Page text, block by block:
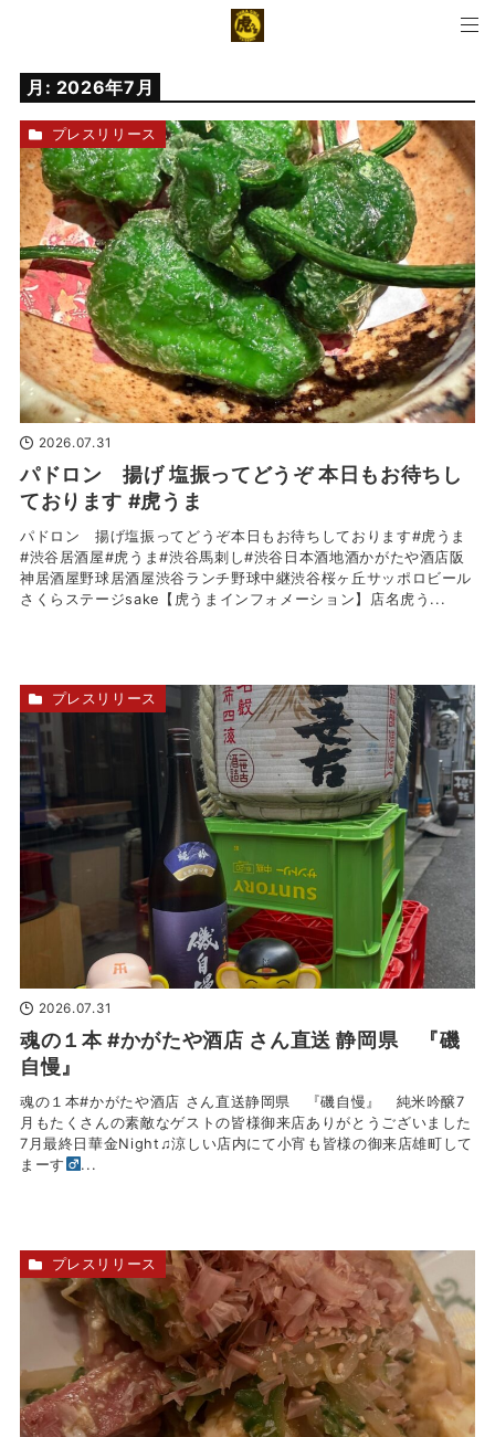
月: 2026年7月
2026.07.31
パドロン 揚げ 塩振ってどうぞ 本日もお待ちし
ております #虎うま
パドロン 揚げ塩振ってどうぞ本日もお待ちしております#虎うま
#渋谷居酒屋#虎うま#渋谷馬刺し#渋谷日本酒地酒かがたや酒店阪
神居酒屋野球居酒屋渋谷ランチ野球中継渋谷桜ヶ丘サッポロビール
さくらステージsake【虎うまインフォメーション】店名虎う...
プレスリリース
2026.07.31
魂の１本 #かがたや酒店 さん直送 静岡県 『磯
自慢』
魂の１本#かがたや酒店 さん直送静岡県 『磯自慢』 純米吟醸7
月もたくさんの素敵なゲストの皆様御来店ありがとうございました
7月最終日華金Night♫涼しい店内にて小宵も皆様の御来店雄町して
まーす‍
...
プレスリリース
プレスリリース